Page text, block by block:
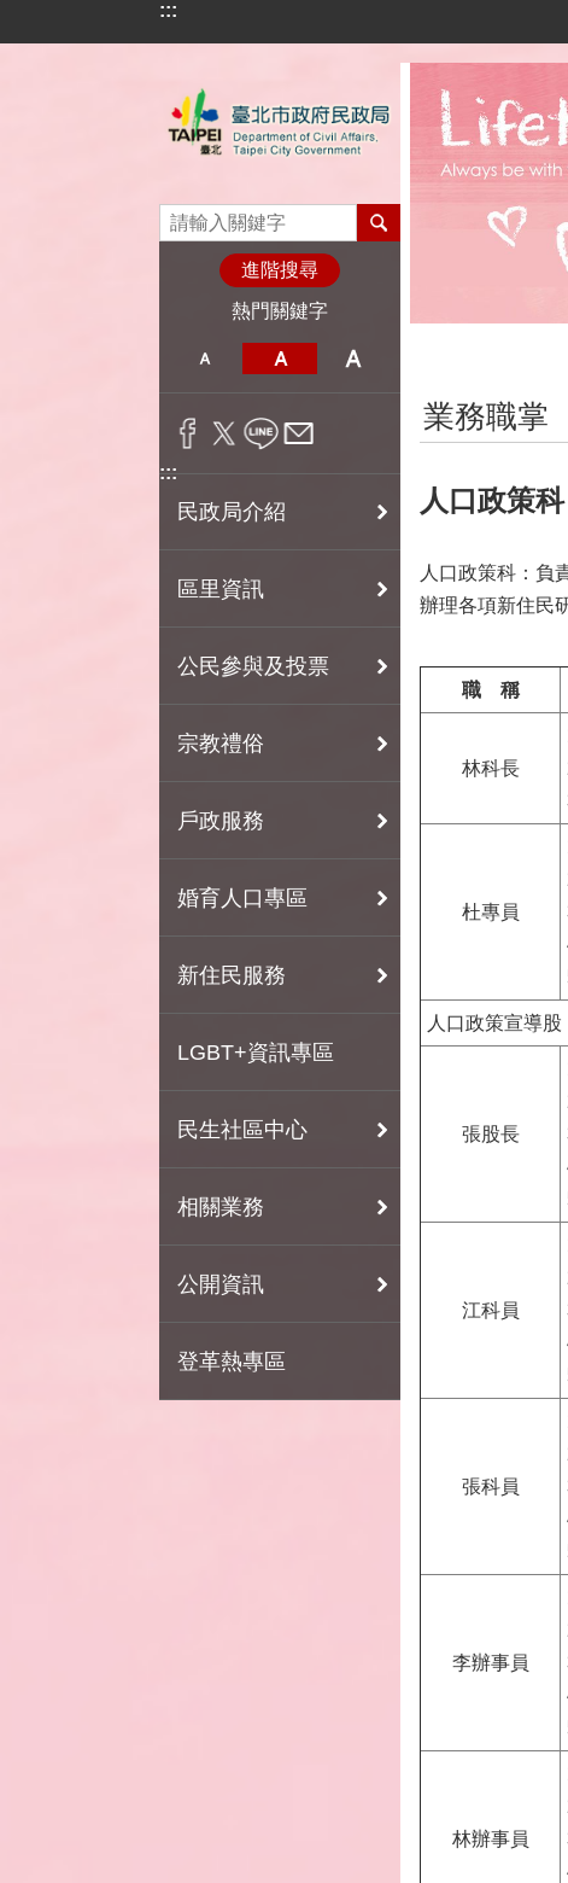
跳到主要內容區塊
:::
進階搜尋
熱門關鍵字
:::
民政局介紹
區里資訊
公民參與及投票
宗教禮俗
戶政服務
婚育人口專區
新住民服務
LGBT+資訊專區
民生社區中心
相關業務
公開資訊
登革熱專區
業務職掌
人口政策科
人口政策科：負
辦理各項新住民
職 稱
林科長
杜專員
人口政策宣導股
張股長
江科員
張科員
李辦事員
林辦事員